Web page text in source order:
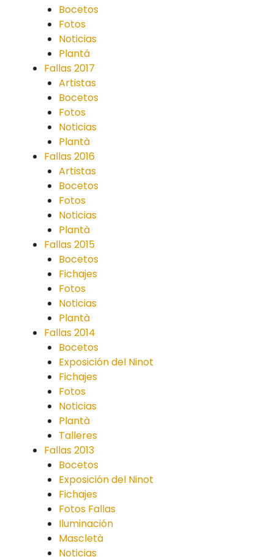
Bocetos
Fotos
Noticias
Plantá
Fallas 2017
Artistas
Bocetos
Fotos
Noticias
Plantà
Fallas 2016
Artistas
Bocetos
Fotos
Noticias
Plantà
Fallas 2015
Bocetos
Fichajes
Fotos
Noticias
Plantà
Fallas 2014
Bocetos
Exposición del Ninot
Fichajes
Fotos
Noticias
Plantà
Talleres
Fallas 2013
Bocetos
Exposición del Ninot
Fichajes
Fotos Fallas
Iluminación
Mascletà
Noticias